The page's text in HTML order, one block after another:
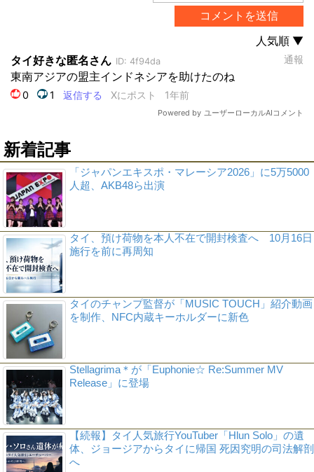
新着記事
「ジャパンエキスポ・マレーシア2026」に5万5000
人超、AKB48ら出演
タイ、預け荷物を本人不在で開封検査へ 10月16日
施行を前に再周知
タイのチャンプ監督が「MUSIC TOUCH」紹介動画
を制作、NFC内蔵キーホルダーに新色
Stellagrima＊が「Euphonie☆ Re:Summer MV
Release」に登場
【続報】タイ人気旅行YouTuber「Hlun Solo」の遺
体、ジョージアからタイに帰国 死因究明の司法解剖
へ